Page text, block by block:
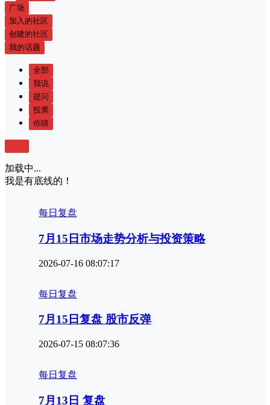
广场
加入的社区
创建的社区
我的话题
全部
我说
提问
投票
你猜
加载中...
我是有底线的！
每日复盘
7月15日市场走势分析与投资策略
2026-07-16 08:07:17
每日复盘
7月15日复盘 股市反弹
2026-07-15 08:07:36
每日复盘
7月13日 复盘